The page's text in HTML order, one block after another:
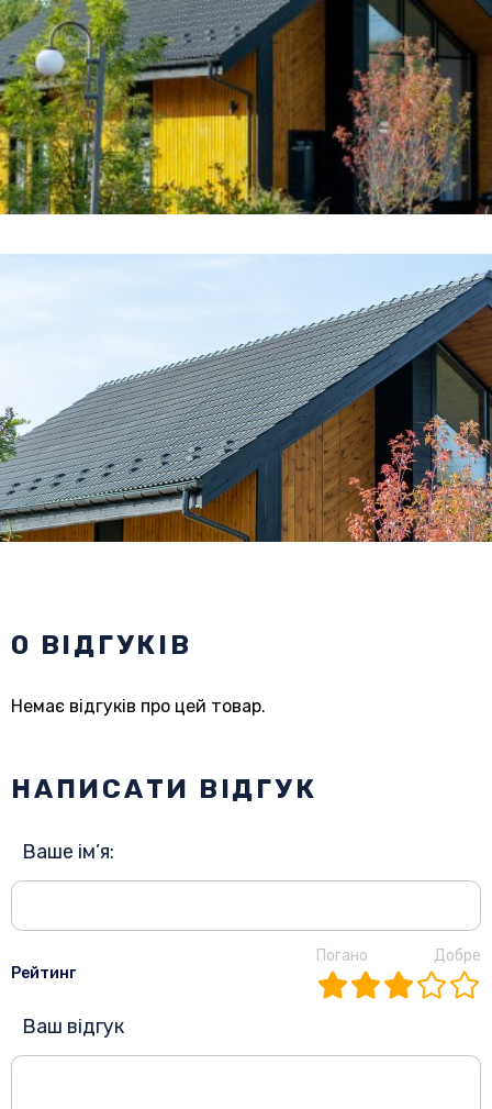
0 ВІДГУКІВ
Немає відгуків про цей товар.
НАПИСАТИ ВІДГУК
Ваше ім’я:
Рейтинг
Погано Добре
Ваш відгук